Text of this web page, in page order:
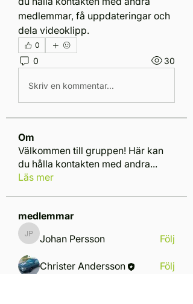
medlemmar, få uppdateringar och
dela videoklipp.
0
0 30
Skriv en kommentar...
Om
Välkommen till gruppen! Här kan
du hålla kontakten med andra...
Läs mer
medlemmar
Johan Persson
Johan Persson Följ
Christer Andersson Följ